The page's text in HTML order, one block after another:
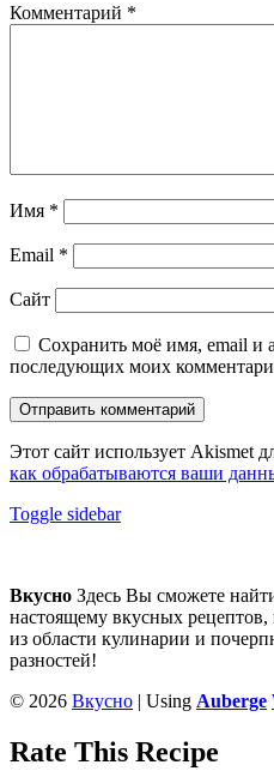
Комментарий *
Имя *
Email *
Сайт
Сохранить моё имя, email и
последующих моих
Этот сайт использует Akismet
как обрабатываются ваши
Sidebar
Toggle sidebar
sidebar
Вкусно Здесь Вы сможете
настоящему вкусных
из области кулинарии и
разностей!
© 2026 Вкусно | Using Auberge
Rate This Recipe